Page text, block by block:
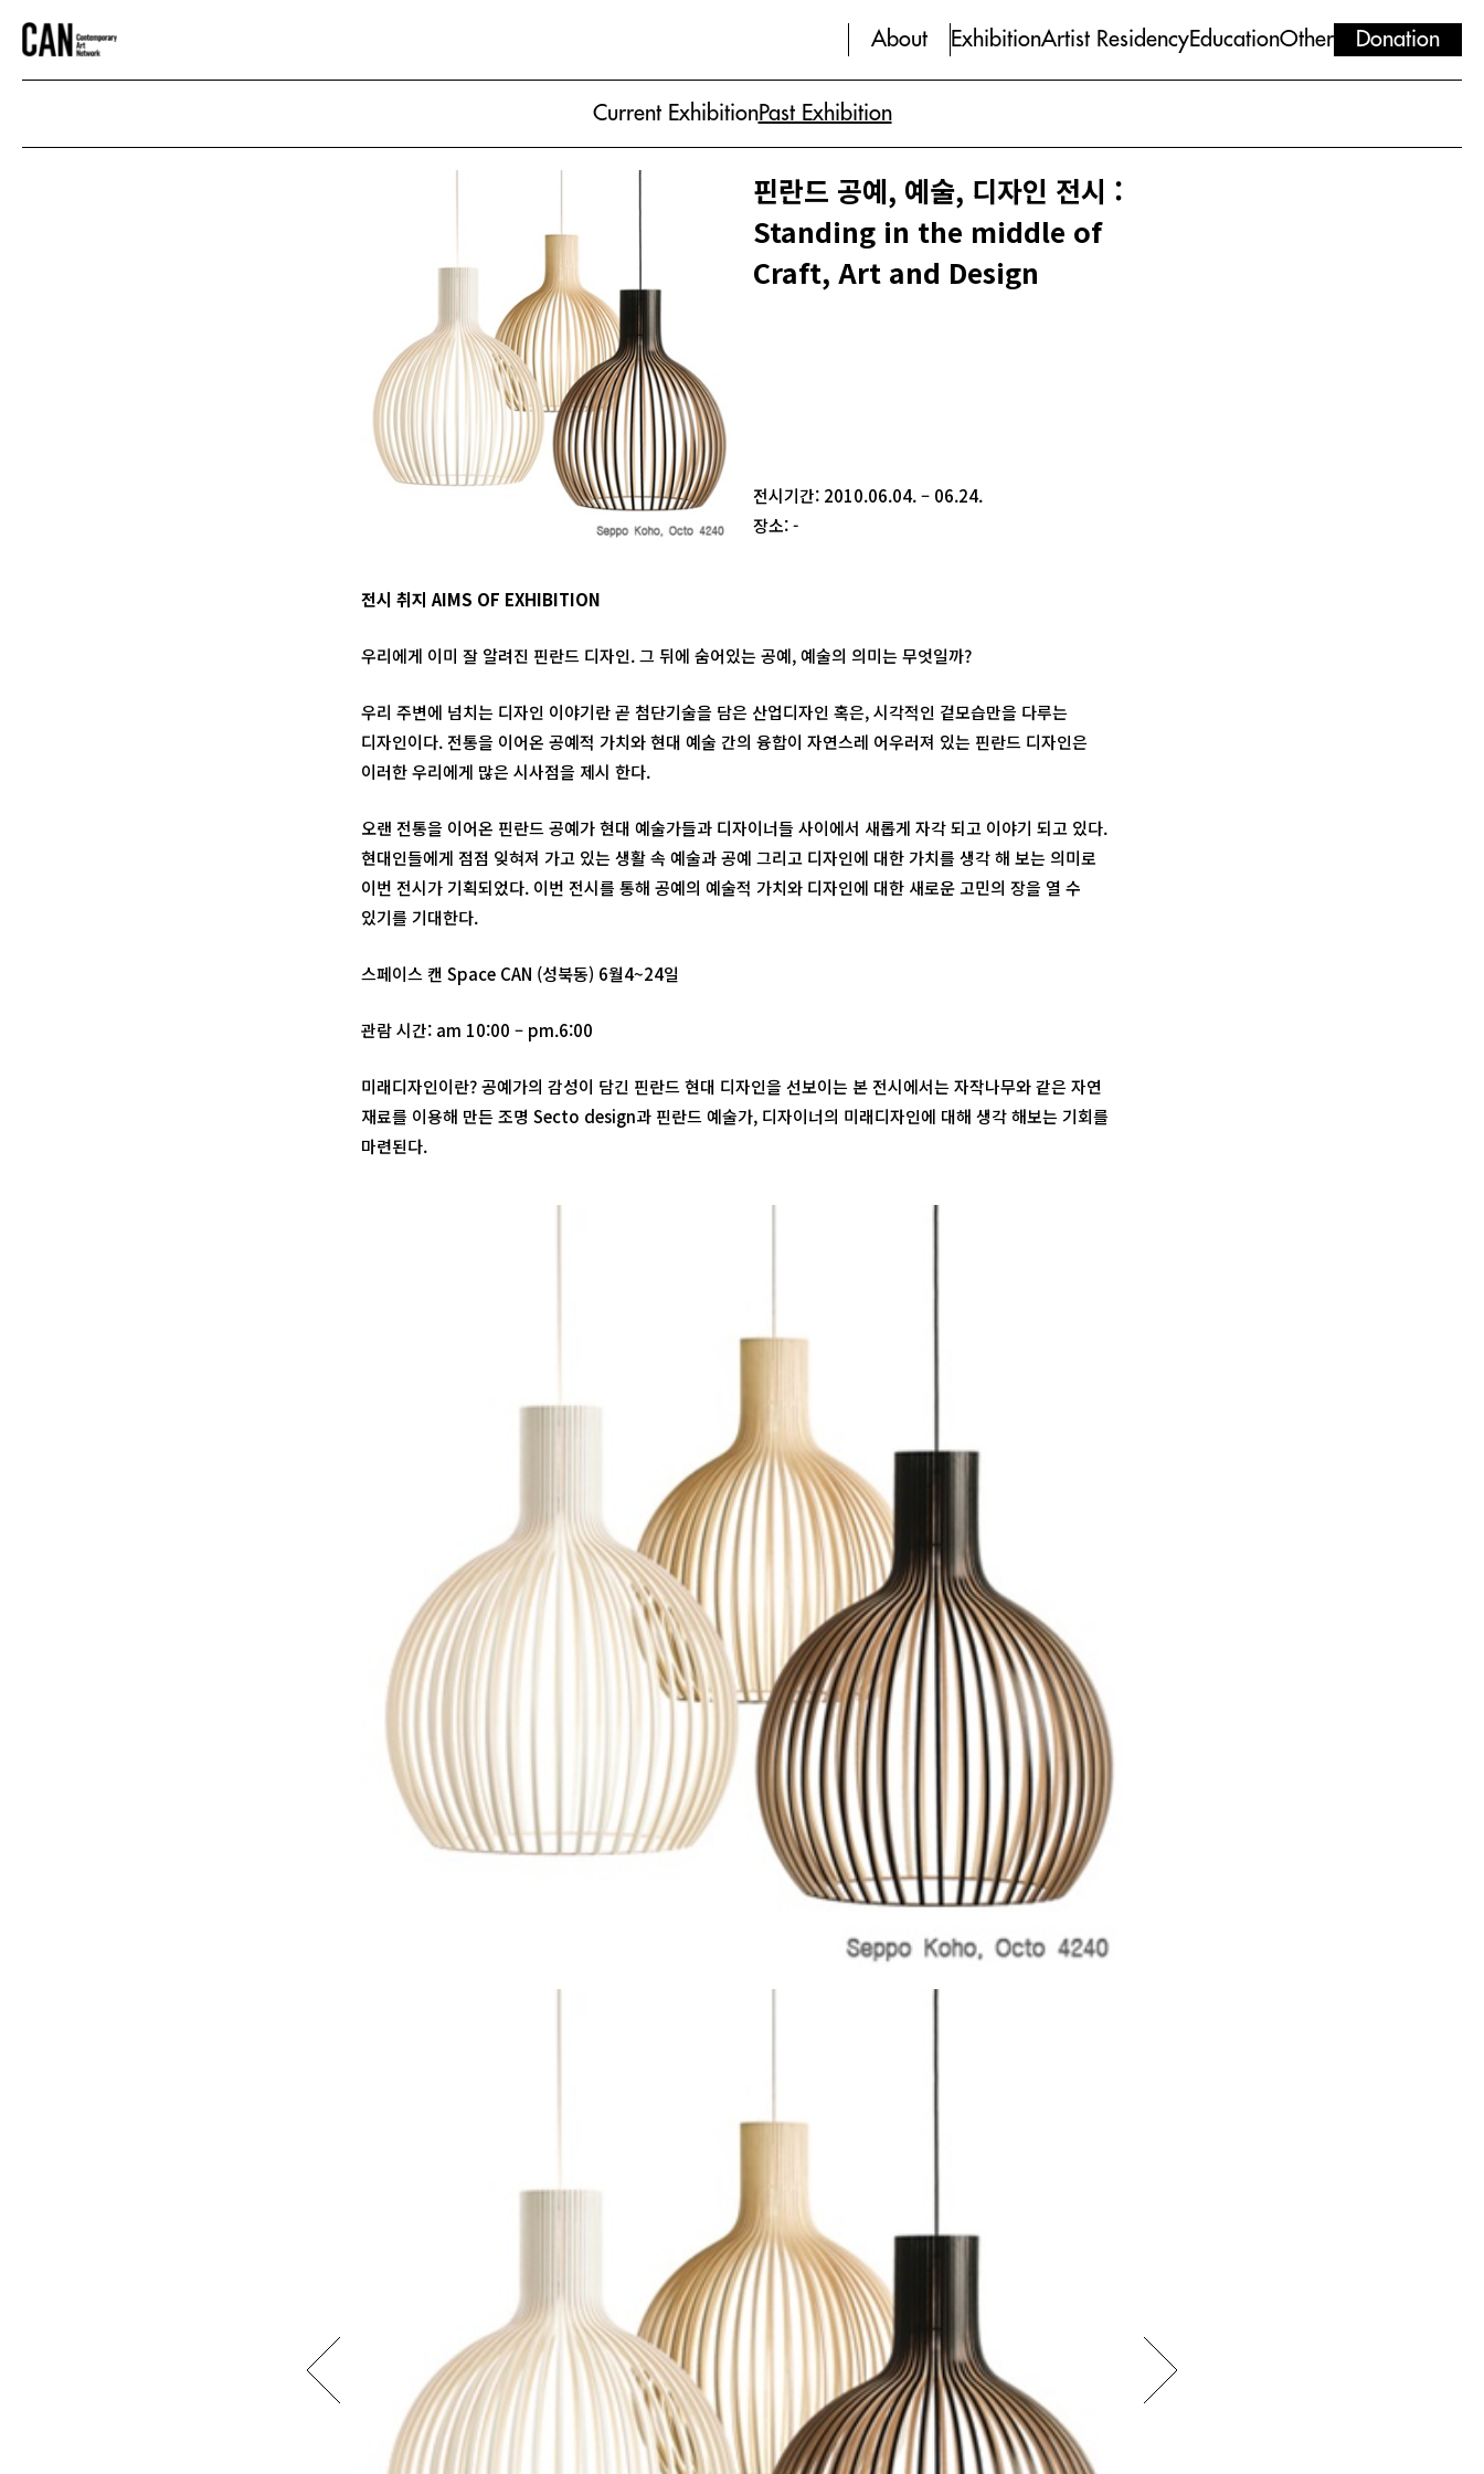
About ExhibitionArtist ResidencyEducationOther Donation
Current ExhibitionPast Exhibition
핀란드 공예, 예술, 디자인 전시 :
Standing in the middle of
Craft, Art and Design
전시기간: 2010.06.04. – 06.24.
장소: -
전시 취지 AIMS OF EXHIBITION
우리에게 이미 잘 알려진 핀란드 디자인. 그 뒤에 숨어있는 공예, 예술의 의미는 무엇일까?
우리 주변에 넘치는 디자인 이야기란 곧 첨단기술을 담은 산업디자인 혹은, 시각적인 겉모습만을 다루는
디자인이다. 전통을 이어온 공예적 가치와 현대 예술 간의 융합이 자연스레 어우러져 있는 핀란드 디자인은
이러한 우리에게 많은 시사점을 제시 한다.
오랜 전통을 이어온 핀란드 공예가 현대 예술가들과 디자이너들 사이에서 새롭게 자각 되고 이야기 되고 있다.
현대인들에게 점점 잊혀져 가고 있는 생활 속 예술과 공예 그리고 디자인에 대한 가치를 생각 해 보는 의미로
이번 전시가 기획되었다. 이번 전시를 통해 공예의 예술적 가치와 디자인에 대한 새로운 고민의 장을 열 수
있기를 기대한다.
스페이스 캔 Space CAN (성북동) 6월4~24일
관람 시간: am 10:00 – pm.6:00
미래디자인이란? 공예가의 감성이 담긴 핀란드 현대 디자인을 선보이는 본 전시에서는 자작나무와 같은 자연
재료를 이용해 만든 조명 Secto design과 핀란드 예술가, 디자이너의 미래디자인에 대해 생각 해보는 기회를
마련된다.